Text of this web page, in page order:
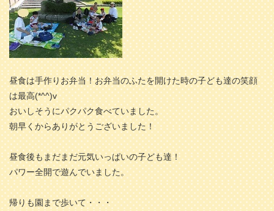
昼食は手作りお弁当！お弁当のふたを開けた時の子ども達の笑顔
は最高(*^^)v
おいしそうにパクパク食べていました。
朝早くからありがとうございました！
昼食後もまだまだ元気いっぱいの子ども達！
パワー全開で遊んでいました。
帰りも園まで歩いて・・・